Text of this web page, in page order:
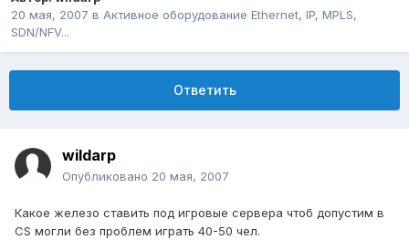
20 мая, 2007 в Активное оборудование Ethernet, IP, MPLS,
SDN/NFV...
Ответить
wildarp
Опубликовано 20 мая, 2007
Какое железо ставить под игровые сервера чтоб допустим в
CS могли без проблем играть 40-50 чел.